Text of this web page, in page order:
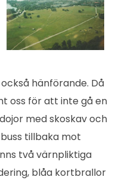
hänförande. Då
oss för att inte gå en
med skoskav och
tillbaka mot
två värnpliktiga
blåa kortbrallor